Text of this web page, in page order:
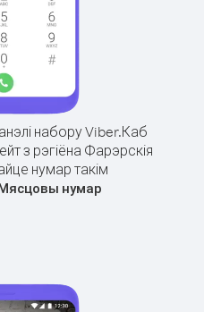
набору Viber.Каб
з рэгіёна Фарэрскія
нумар такім
нумар